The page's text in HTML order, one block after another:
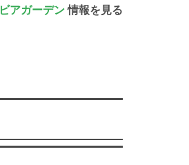
ビアガーデン情報を見る